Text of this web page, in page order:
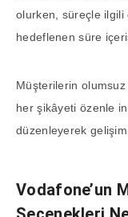
olurken, süreçle
hedeflenen süre
Müşterilerin
her şikâyeti özenle
düzenleyerek gelişim
Vodafone’un